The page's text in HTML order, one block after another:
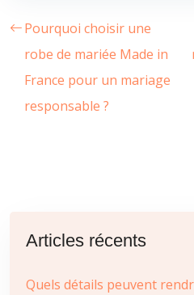
Pourquoi choisir une
robe de mariée Made in
France pour un mariage
responsable ?
Articles récents
Quels détails peuvent